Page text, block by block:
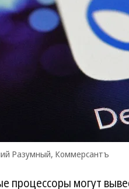
Разумный, Коммерсантъ
процессоры могут